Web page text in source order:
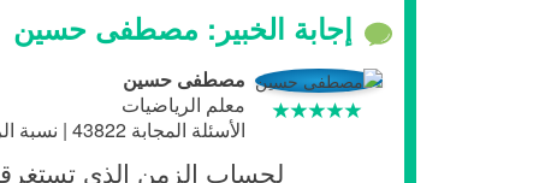
إجابة الخبير: مصطفى حسين
مصطفى حسين
معلم الرياضيات
الأسئلة المجابة 43822 | نسبة الرضا 98.6%